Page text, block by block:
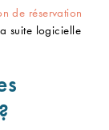
de réservation
suite logicielle